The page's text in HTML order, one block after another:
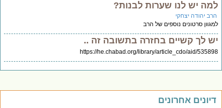
יש לנו שערות לבנות?
יהודה יצחקי
סרטונים נוספים של הרב
לך קשיים בחזרה בתשובה זה ..
https://he.chabad.org/library/article_cdo/aid/
אחרונים